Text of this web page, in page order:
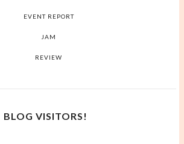
EVENT REPORT
JAM
REVIEW
BLOG VISITORS!